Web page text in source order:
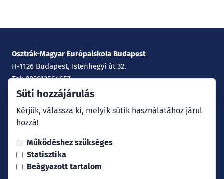
Osztrák-Magyar Európaiskola Budapest
H-1126 Budapest, Istenhegyi út 32.
Tel: 003613564657
E-Mail: office@europaschule.hu
Impresszum
Iskolánk közösségi csatornái
Süti hozzájárulás
Kérjük, válassza ki, melyik sütik használatához járul
hozzá!
Működéshez szükséges
Statisztika
Beágyazott tartalom